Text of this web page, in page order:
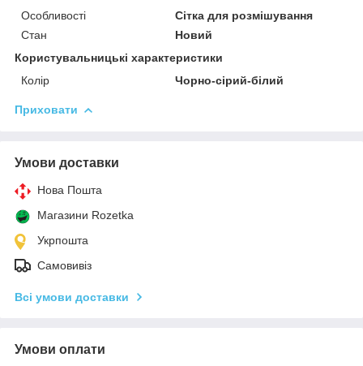
Особливості
Сітка для розмішування
Стан
Новий
Користувальницькі характеристики
Колір
Чорно-сірий-білий
Приховати
Умови доставки
Нова Пошта
Магазини Rozetka
Укрпошта
Самовивіз
Всі умови доставки
Умови оплати